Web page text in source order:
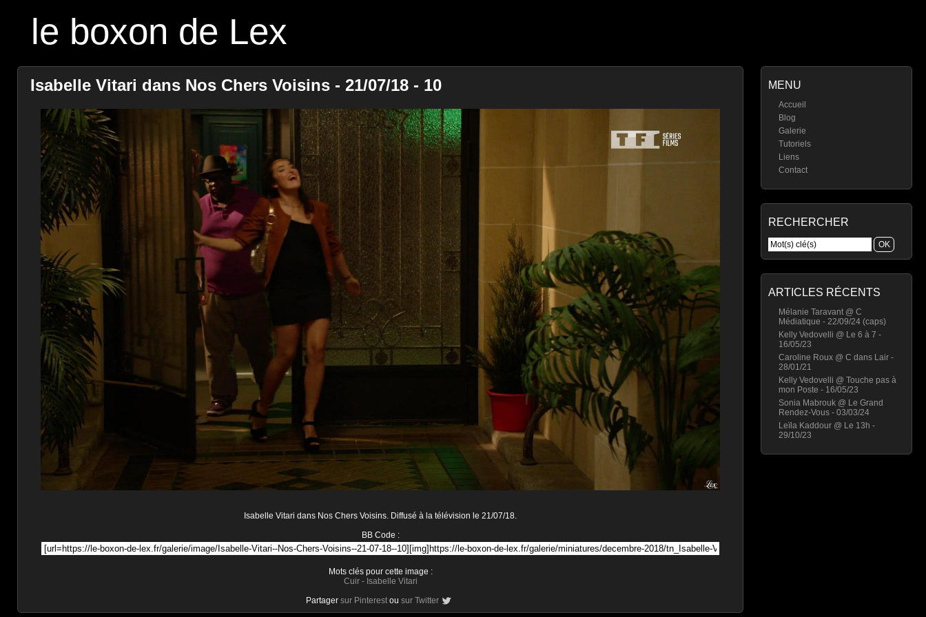
le boxon de Lex
MENU
Accueil
Blog
Galerie
Tutoriels
Liens
Contact
RECHERCHER
ARTICLES RÉCENTS
Mélanie Taravant @ C
Médiatique - 22/09/24 (caps)
Kelly Vedovelli @ Le 6 à 7 -
16/05/23
Caroline Roux @ C dans Lair -
28/01/21
Kelly Vedovelli @ Touche pas à
mon Poste - 16/05/23
Sonia Mabrouk @ Le Grand
Rendez-Vous - 03/03/24
Leïla Kaddour @ Le 13h -
29/10/23
Isabelle Vitari dans Nos Chers Voisins - 21/07/18 - 10
Isabelle Vitari dans Nos Chers Voisins. Diffusé à la télévision le 21/07/18.
BB Code :
Mots clés pour cette image :
Cuir- Isabelle Vitari
Partager sur Pinterest ou sur Twitter